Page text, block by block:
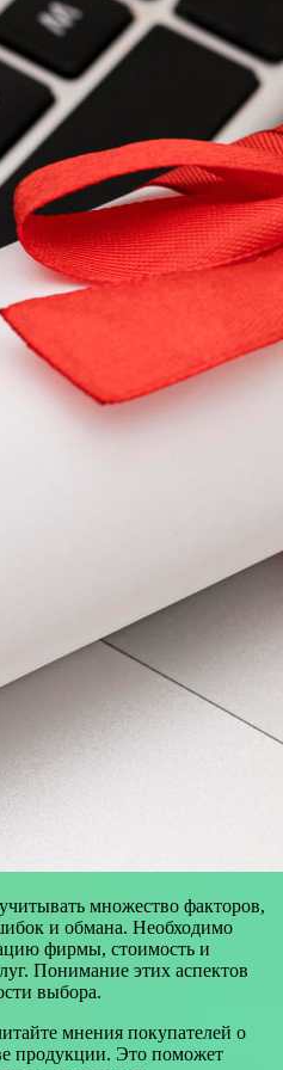
множество факторов,
и обмана. Необходимо
фирмы, стоимость и
Понимание этих аспектов
выбора.
мнения покупателей о
продукции. Это поможет